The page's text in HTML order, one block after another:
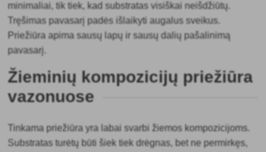
minimaliai, tik tiek, kad substratas visiškai neišdžiūtų.
Tręšimas pavasarį padės išlaikyti augalus sveikus.
Priežiūra apima sausų lapų ir sausų dalių pašalinimą
pavasarį.
Žieminių kompozicijų priežiūra
vazonuose
Tinkama priežiūra yra labai svarbi žiemos kompozicijoms.
Substratas turėtų būti šiek tiek drėgnas, bet ne permirkęs,